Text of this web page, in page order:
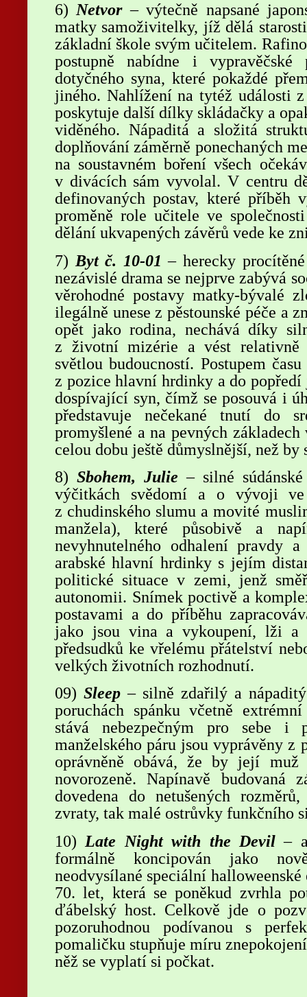
6) Netvor– výtečně napsané
matky samoživitelky, jíž dělá
základní škole svým učitelem.
postupně nabídne i
dotyčného syna, které pokaždé
jiného. Nahlížení na tytéž události
poskytuje další dílky skládačky a
viděného. Nápaditá a složitá
doplňování záměrně ponechaných
na soustavném boření všech
v divácích sám vyvolal. V centru
definovaných postav, které
proměně role učitele ve
dělání ukvapených závěrů vede ke
7) Byt č. 10-01 – herecky
nezávislé drama se nejprve zabývá
věrohodné postavy matky-bývalé
ilegálně unese z pěstounské péče a
opět jako rodina, nechává díky
z životní mizérie a vést relativně
světlou budoucností. Postupem
z pozice hlavní hrdinky a do
dospívající syn, čímž se posouvá i
představuje nečekané tnutí do
promyšlené a na pevných
celou dobu ještě důmyslnější, než by
8) Sbohem, Julie – silné
výčitkách svědomí a o vývoji
z chudinského slumu a movité
manžela), které působivě a
nevyhnutelného odhalení pravdy
arabské hlavní hrdinky s jejím
politické situace v zemi, jenž
autonomii. Snímek poctivě a
postavami a do příběhu
jako jsou vina a vykoupení, lži a
předsudků ke vřelému přátelství
velkých životních rozhodnutí.
09) Sleep – silně zdařilý a
poruchách spánku včetně
stává nebezpečným pro sebe
manželského páru jsou vyprávěny z
oprávněně obává, že by její
novorozeně. Napínavě budovaná
dovedena do netušených
zvraty, tak malé ostrůvky funkčního
10) Late Night with the Devil –
formálně koncipován jako
neodvysílané speciální
70. let, která se poněkud zvrhla
ďábelský host. Celkově jde o
pozoruhodnou podívanou s
pomaličku stupňuje míru
něž se vyplatí si počkat.